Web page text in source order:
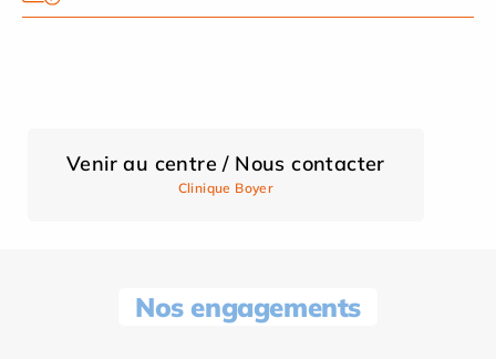
Venir au centre / Nous contacter
Clinique Boyer
Nos engagements